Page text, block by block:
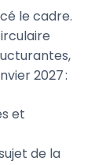
le cadre.
2027 :
et
de la